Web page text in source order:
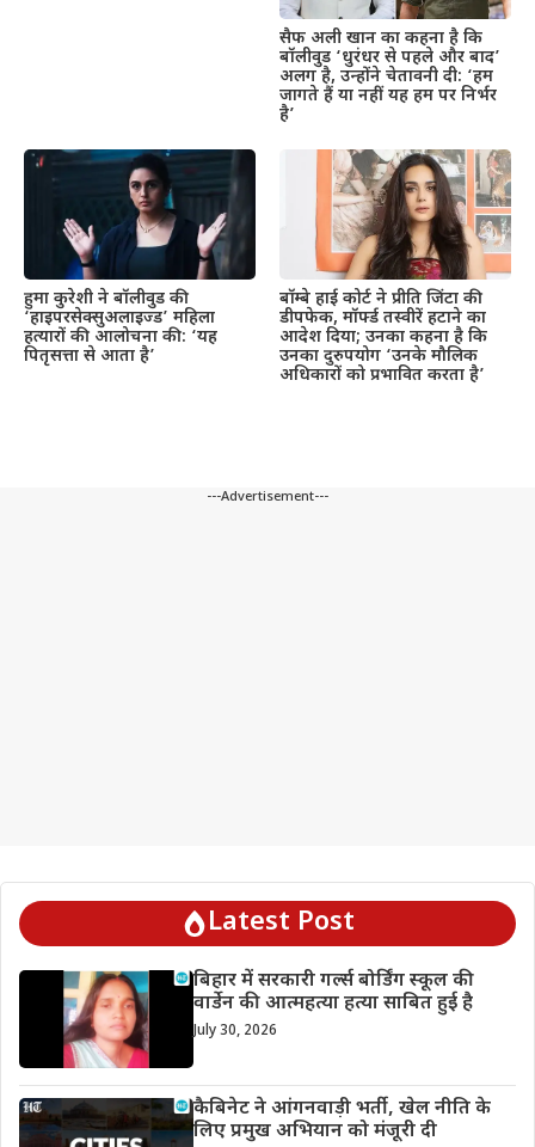
सैफ अली खान का कहना है कि
बॉलीवुड ‘धुरंधर से पहले और बाद’
अलग है, उन्होंने चेतावनी दी: ‘हम
जागते हैं या नहीं यह हम पर निर्भर
है’
हुमा कुरेशी ने बॉलीवुड की
‘हाइपरसेक्सुअलाइज्ड’ महिला
हत्यारों की आलोचना की: ‘यह
पितृसत्ता से आता है’
बॉम्बे हाई कोर्ट ने प्रीति जिंटा की
डीपफेक, मॉर्फ्ड तस्वीरें हटाने का
आदेश दिया; उनका कहना है कि
उनका दुरुपयोग ‘उनके मौलिक
अधिकारों को प्रभावित करता है’
---Advertisement---
Latest Post
बिहार में सरकारी गर्ल्स बोर्डिंग स्कूल की
वार्डेन की आत्महत्या हत्या साबित हुई है
July 30, 2026
कैबिनेट ने आंगनवाड़ी भर्ती, खेल नीति के
लिए प्रमुख अभियान को मंजूरी दी